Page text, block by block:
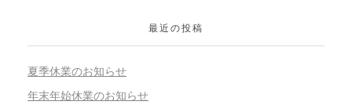
最近の投稿
夏季休業のお知らせ
年末年始休業のお知らせ